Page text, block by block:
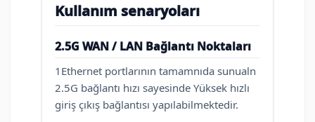
Kullanım senaryoları
2.5G WAN / LAN Bağlantı Noktaları
1Ethernet portlarının tamamnıda sunualn
2.5G bağlantı hızı sayesinde Yüksek hızlı
giriş çıkış bağlantısı yapılabilmektedir.